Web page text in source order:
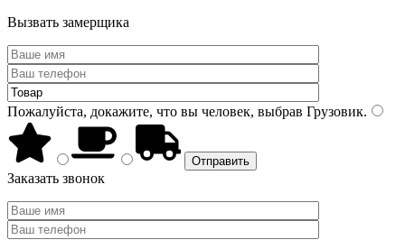
Вызвать замерщика
Пожалуйста, докажите, что вы человек, выбрав Грузовик.
Заказать звонок